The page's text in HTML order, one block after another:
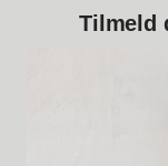
: Måler 75 cm.
: Maskinvask
Tilmeld